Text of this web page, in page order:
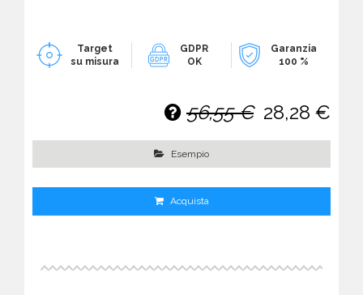
Target
su misura
GDPR
OK
Garanzia
100 %
56,55 € 28,28 €
Esempio
Acquista